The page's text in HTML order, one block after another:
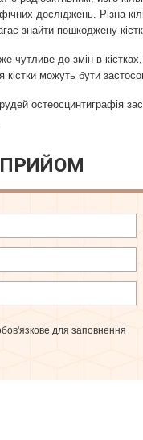
досліджень. Різна
знайти пошкоджену
чутливе до змін в
можуть бути
остеосцинтиграфія
для заповнення